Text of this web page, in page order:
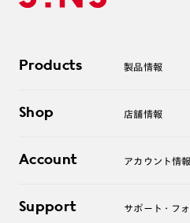
Products 製品情報
サングラス
コンタクトレンズ
アクセサリー
Shop 店舗情報
オンラインショップ
Account アカウント情報
ログアウト
Support サポート・フ